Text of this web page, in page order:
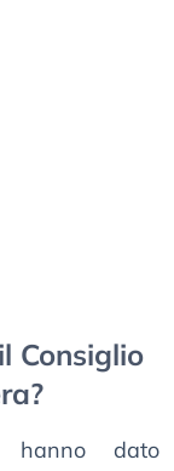
Consiglio
dato